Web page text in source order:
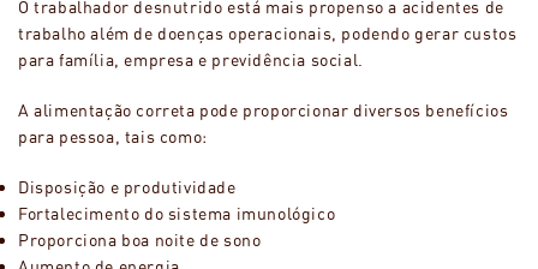
O trabalhador desnutrido está mais propenso a acidentes de
trabalho além de doenças operacionais, podendo gerar custos
para família, empresa e previdência social.
A alimentação correta pode proporcionar diversos benefícios
para pessoa, tais como:
Disposição e produtividade
Fortalecimento do sistema imunológico
Proporciona boa noite de sono